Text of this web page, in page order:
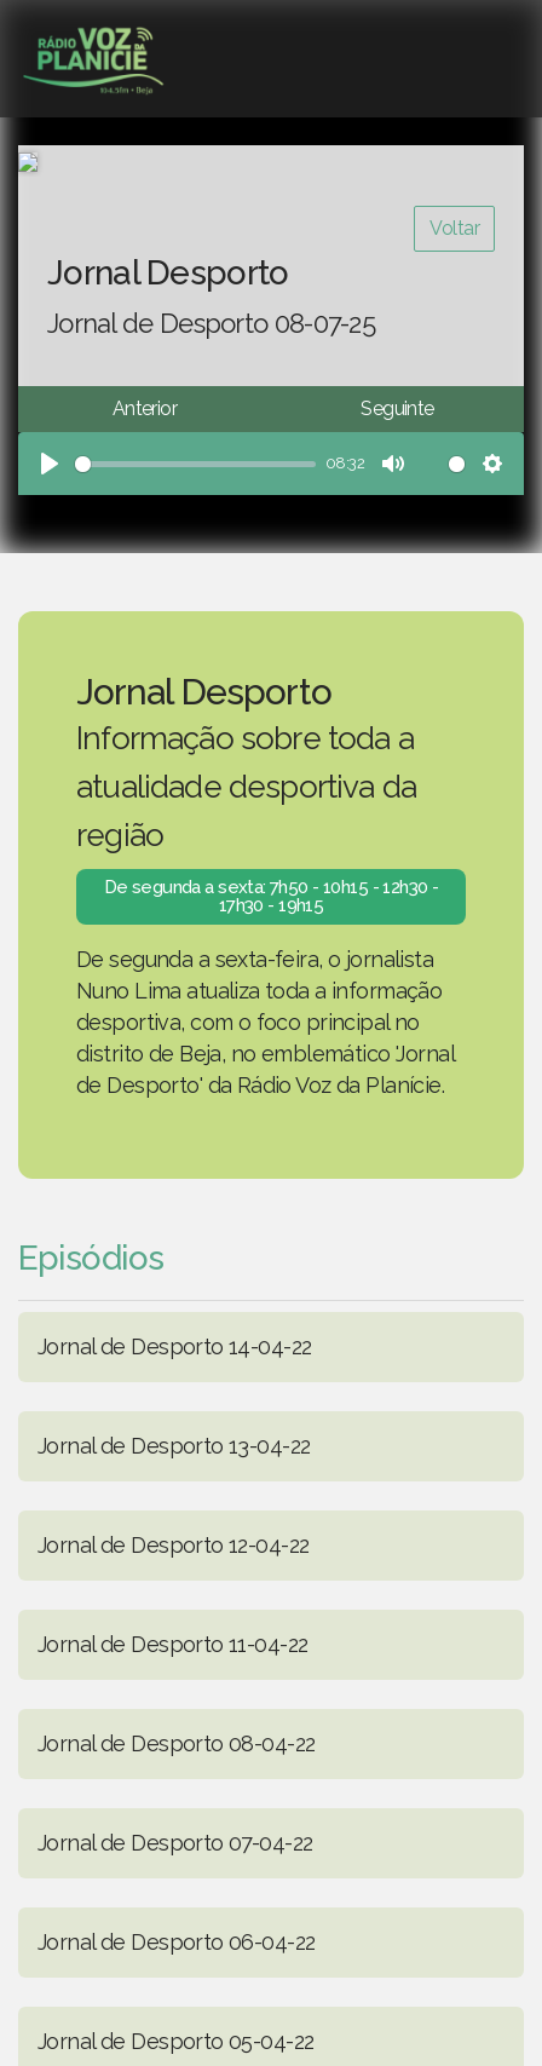
Voltar
Jornal Desporto
Jornal de Desporto 08-07-25
Anterior Seguinte
Play
08:32
Mute
Jornal Desporto
Informação sobre toda a
atualidade desportiva da
região
De segunda a sexta: 7h50 - 10h15 - 12h30 -
17h30 - 19h15
De segunda a sexta-feira, o jornalista
Nuno Lima atualiza toda a informação
desportiva, com o foco principal no
distrito de Beja, no emblemático 'Jornal
de Desporto' da Rádio Voz da Planície.
Episódios
Jornal de Desporto 14-04-22
Jornal de Desporto 13-04-22
Jornal de Desporto 12-04-22
Jornal de Desporto 11-04-22
Jornal de Desporto 08-04-22
Jornal de Desporto 07-04-22
Jornal de Desporto 06-04-22
Jornal de Desporto 05-04-22